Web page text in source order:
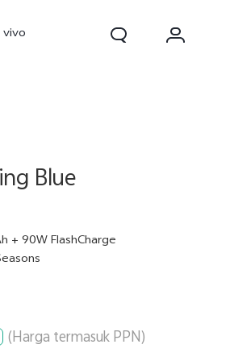
V70
Blue
+ 90W FlashCharge
(Harga termasuk PPN)